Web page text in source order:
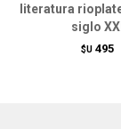
literatura
siglo XXI
$U 495